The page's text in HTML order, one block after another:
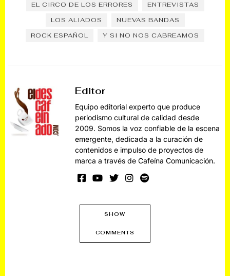
EL CIRCO DE LOS ERRORES
ENTREVISTAS
LOS ALIADOS
NUEVAS BANDAS
ROCK ESPAÑOL
Y SI NO NOS CABREAMOS
Editor
Equipo editorial experto que produce
periodismo cultural de calidad desde
2009. Somos la voz confiable de la escena
emergente, dedicada a la curación de
contenidos e impulso de proyectos de
marca a través de Cafeína Comunicación.
SHOW
COMMENTS